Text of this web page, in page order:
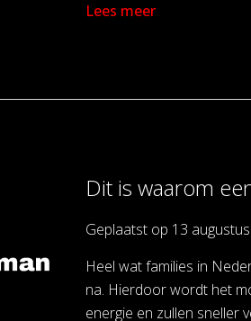
Lees meer
Dit is waarom
Geplaatst op 13
Heel wat families in
na. Hierdoor wordt het
energie en zullen sneller